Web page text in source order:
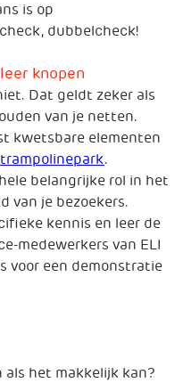
is op
dubbelcheck!
knopen
Dat geldt zeker als
van je netten.
kwetsbare elementen
trampolinepark.
belangrijke rol in het
van je bezoekers.
kennis en leer de
medewerkers van ELI
voor een demonstratie
als het makkelijk kan?